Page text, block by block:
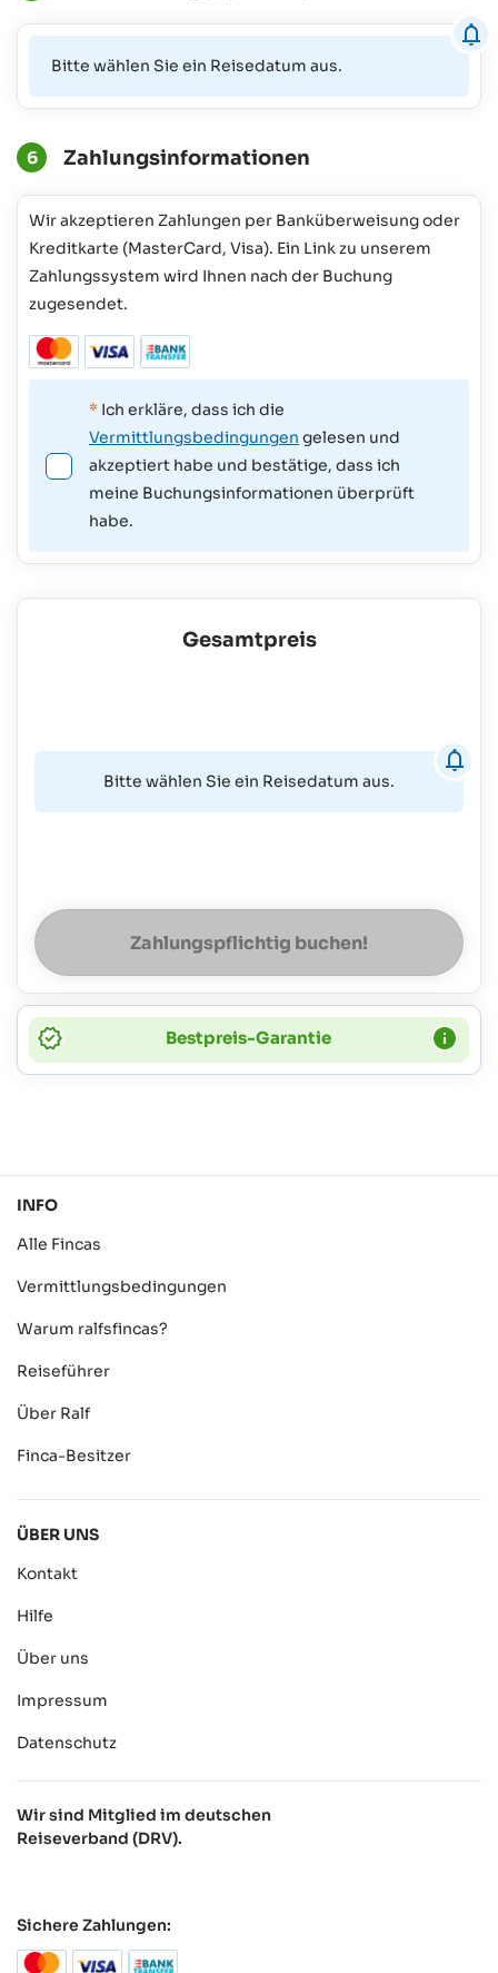
Bitte wählen Sie ein Reisedatum aus.
6 Zahlungsinformationen
Wir akzeptieren Zahlungen per Banküberweisung oder
Kreditkarte (MasterCard, Visa). Ein Link zu unserem
Zahlungssystem wird Ihnen nach der Buchung
zugesendet.
* Ich erkläre, dass ich die
Vermittlungsbedingungen gelesen und
akzeptiert habe und bestätige, dass ich
meine Buchungsinformationen überprüft
habe.
Gesamtpreis
Bitte wählen Sie ein Reisedatum aus.
Zahlungspflichtig buchen!
Bestpreis-Garantie
INFO
Alle Fincas
Vermittlungsbedingungen
Warum ralfsfincas?
Reiseführer
Über Ralf
Finca-Besitzer
ÜBER UNS
Kontakt
Hilfe
Über uns
Impressum
Datenschutz
Wir sind Mitglied im deutschen
Reiseverband (DRV).
Sichere Zahlungen: